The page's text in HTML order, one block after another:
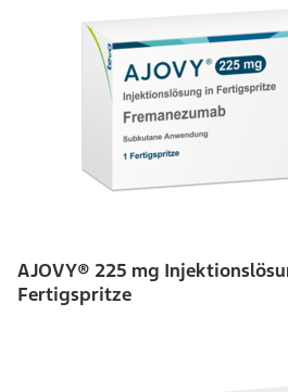
AJOVY® 225 mg
Fertigspritze